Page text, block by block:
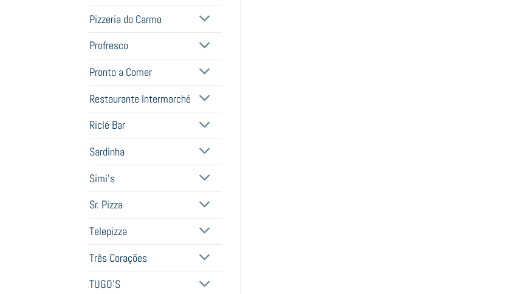
Pizzeria do Carmo
Profresco
Pronto a Comer
Restaurante Intermarché
Riclé Bar
Sardinha
Simi's
Sr. Pizza
Telepizza
Três Corações
TUGO'S